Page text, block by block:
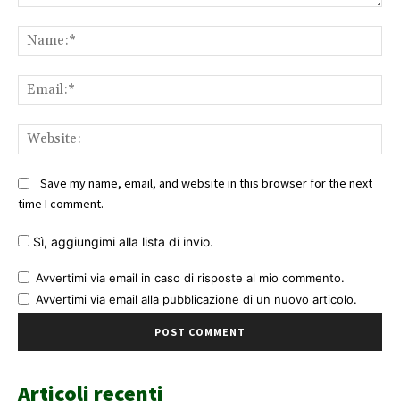
Save my name, email, and website in this browser for the next
time I comment.
Sì, aggiungimi alla lista di invio.
Avvertimi via email in caso di risposte al mio commento.
Avvertimi via email alla pubblicazione di un nuovo articolo.
Articoli recenti